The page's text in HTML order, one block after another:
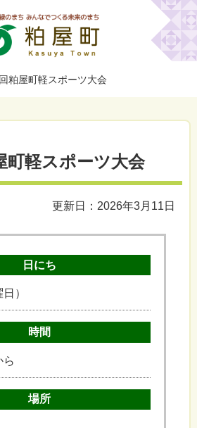
粕屋町軽スポーツ大会
町軽スポーツ大会
更新日：2026年3月11日
日にち
）
時間
ら
場所